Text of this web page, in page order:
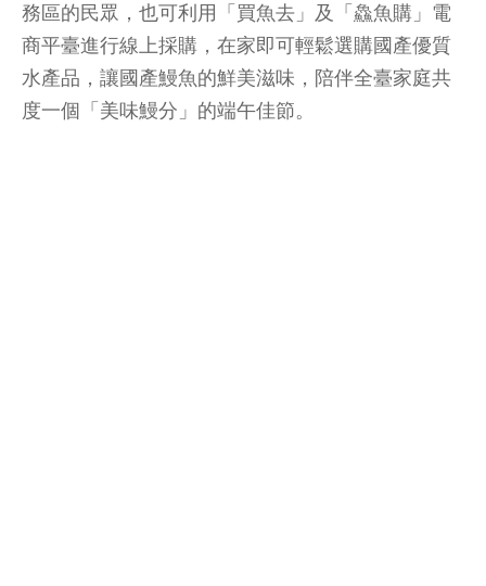
務區的民眾，也可利用「買魚去」及「鱻魚購」電
商平臺進行線上採購，在家即可輕鬆選購國產優質
水產品，讓國產鰻魚的鮮美滋味，陪伴全臺家庭共
度一個「美味鰻分」的端午佳節。